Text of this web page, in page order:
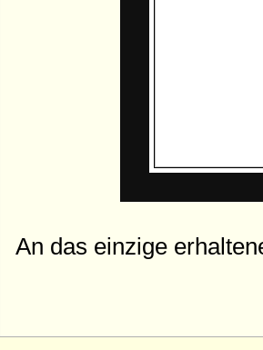
An das einzige